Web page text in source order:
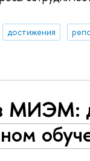
достижения
МИЭМ: